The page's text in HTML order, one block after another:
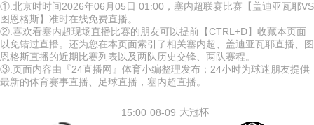
①.北京时时间2026年06月05日 01:00，塞内超联赛比赛【盖迪亚瓦耶VS
图恩格斯】准时在线免费直播。
②.喜欢看塞内超现场直播比赛的朋友可以提前【CTRL+D】收藏本页面
以免错过直播。还为您在本页面索引了相关塞内超、盖迪亚瓦耶直播、图
恩格斯直播的近期比赛列表以及两队历史交锋、两队赛程。
③.页面内容由『24直播网』体育小编整理发布；24小时为球迷朋友提供
最新的体育赛事直播、足球直播，塞内超直播。
08-09
15:00 大冠杯